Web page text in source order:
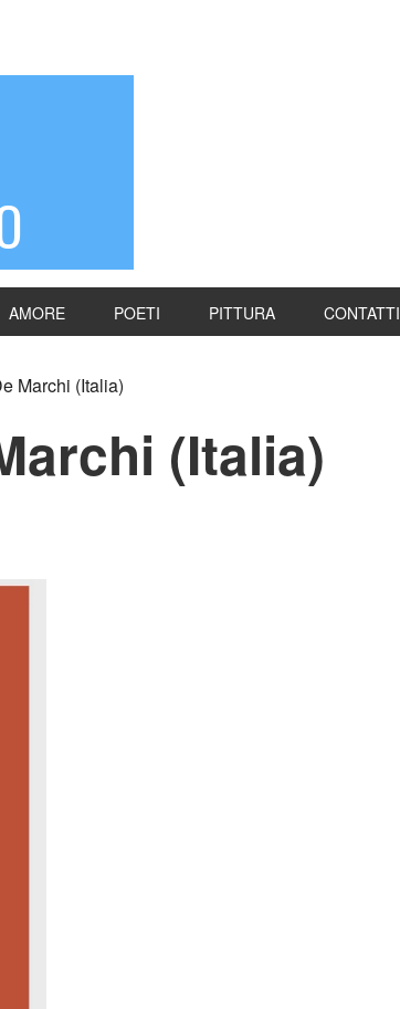
AMORE POETI PITTURA CONTATTI
Marchi (Italia)
(Italia)